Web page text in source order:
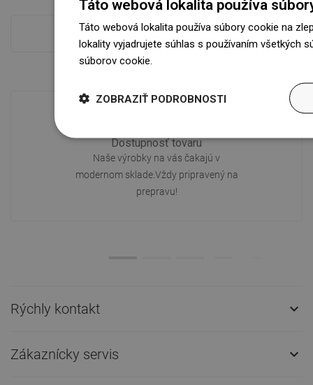
Pokladňa viac
Dostupnosť tovaru
Naše výrobky na vás čakajú v
modernom sklade.Vždy pripravený na
prepravu!
Rýchly kontakt 
Zákaznícky servis 
Táto webová lokalita používa
Táto webová lokalita používa súbory cookie na
lokality vyjadrujete súhlas s používaním všetkých
súborov cookie.
ZOBRAZIŤ PODROBNOSTI